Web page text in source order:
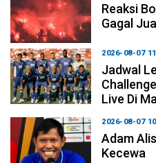
Reaksi
Gagal
2026-08-07
Jadwal
Live Di
2026-08-07
Adam
Kecewa